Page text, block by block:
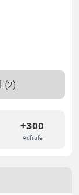
+300
Aufrufe
(2)